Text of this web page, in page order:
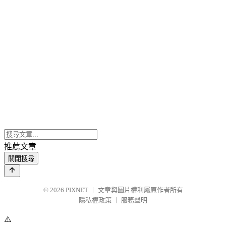
推薦文章
關閉搜尋
© 2026 PIXNET
文章與圖片權利屬原作者所有
隱私權政策
服務聲明
⚠️